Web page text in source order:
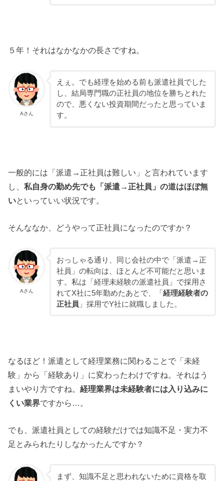
５年！それはなかなかの長さですね。
Aさん
えぇ。でも経理を始める前も派遣社員でした
し、結局専門職の正社員の地位を勝ちとれた
ので、悪くない投資期間だったと思っていま
す。
一般的には「派遣→正社員は難しい」と言われています
し、私自身の勤め先でも「派遣→正社員」の道はほぼ無
いといっていい状況です。
そんななか、どうやって正社員になったのですか？
Aさん
おっしゃる通り、同じ会社の中で「派遣→正
社員」の転向は、ほとんど不可能だと思いま
す。私は「経理未経験の派遣社員」で採用さ
れてX社に5年勤めたあとで、「 経理経験者の
正社員 」採用でY社に就職しました。
なるほど！派遣として経理業務に関わることで「未経
験」から「経験あり」に変わったわけですね。それはう
まいやり方ですね。経理業界は未経験者には入り込みに
くい業界ですから…。
でも、派遣社員としての経験だけでは知識不足・実力不
足とみられたりしなかったんですか？
まず、知識不足と思われないために資格を取